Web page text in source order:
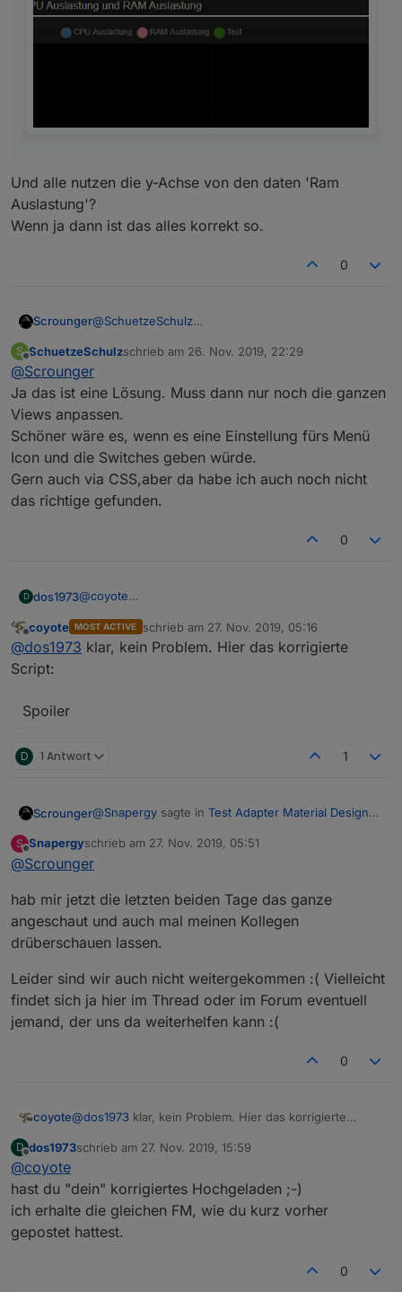
Und alle nutzen die y-Achse von den daten 'Ram
Auslastung'?
Wenn ja dann ist das alles korrekt so.
0
Scrounger@SchuetzeSchulz
settings den generellen zoom auf 125% oder 150%
zu stellen.
@Olisagte inTest Adapter Material Design Widgets
v0.2.x
Scrounger
mein erster Versuch mit dem Programm
Und alle nutzen die y-Achse von den daten 'Ram
Auslastung'?
Wenn ja dann ist das alles korrekt so.
S
Offline
SchuetzeSchulzschrieb am 26. Nov. 2019, 22:29
zuletzt editiert von
@Scrounger
Ja das ist eine Lösung. Muss dann nur noch die ganzen
Views anpassen.
Schöner wäre es, wenn es eine Einstellung fürs Menü
Icon und die Switches geben würde.
Gern auch via CSS,aber da habe ich auch noch nicht
das richtige gefunden.
0
D dos1973@coyote
suche ich nachher auch ;-)
Danke.
Offline
coyote MOST ACTIVE schrieb am 27. Nov. 2019, 05:16
zuletzt editiert von
@dos1973 klar, kein Problem. Hier das korrigierte
Script:
Spoiler
D 1 Antwort 1
Scrounger@Snapergy sagte in Test Adapter Material Design
ich bin jetzt auch nicht der Pro, aber den jqui
slider gibt es ja vertikal, vielleicht kann man da
abkupfern? mittels CSS kann ich den diskreten
Slider ja drehen, aber leider muss ich trotzdem
oben und unten um etwas am slider zu
verändern
Habe da schon entsprechend Zeit investiert, aber
ich bekomme es nicht hin. Gerne kannst dir ja den
source anschauen, bin über jede Hilfe dankbar.
https://github.com/material-components/material-
S
Offline
Snapergyschrieb am 27. Nov. 2019, 05:51
zuletzt editiert von
@Scrounger
hab mir jetzt die letzten beiden Tage das ganze
angeschaut und auch mal meinen Kollegen
drüberschauen lassen.
Leider sind wir auch nicht weitergekommen :( Vielleicht
findet sich ja hier im Thread oder im Forum eventuell
jemand, der uns da weiterhelfen kann :(
0
coyote@dos1973
D
Offline
dos1973schrieb am 27. Nov. 2019, 15:59
zuletzt editiert von
@coyote
hast du "dein" korrigiertes Hochgeladen ;-)
ich erhalte die gleichen FM, wie du kurz vorher
gepostet hattest.
0